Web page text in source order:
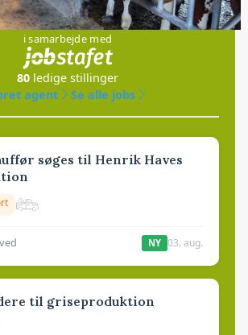
Jobs
i samarbejde med
80 ledige stillinger
agent
Se alle jobs
søges til Henrik Haves
NY 03. aug.
til griseproduktion